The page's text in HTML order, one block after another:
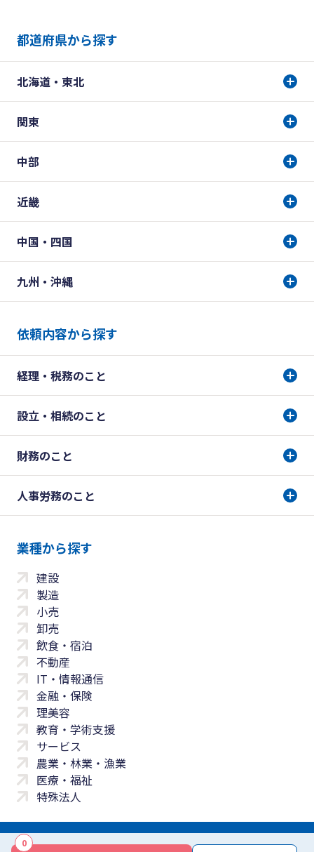
0
都道府県から探す
北海道・東北
関東
中部
近畿
中国・四国
九州・沖縄
依頼内容から探す
経理・税務のこと
設立・相続のこと
財務のこと
人事労務のこと
業種から探す
建設
製造
小売
卸売
飲食・宿泊
不動産
IT・情報通信
金融・保険
理美容
教育・学術支援
サービス
農業・林業・漁業
医療・福祉
特殊法人